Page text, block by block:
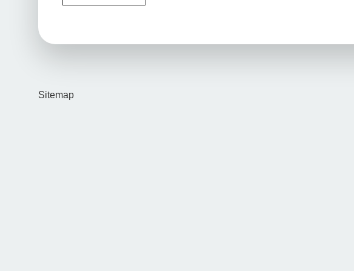
Nedir
Sitemap